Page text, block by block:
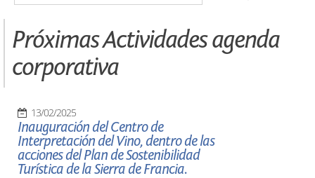
Próximas Actividades agenda
corporativa
13/02/2025
Inauguración del Centro de
Interpretación del Vino, dentro de las
acciones del Plan de Sostenibilidad
Turística de la Sierra de Francia.